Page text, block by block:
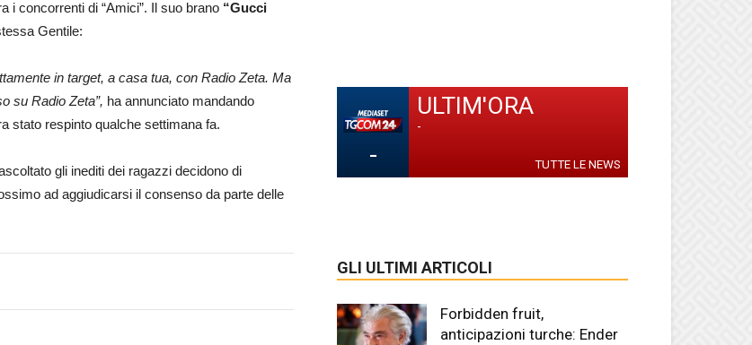
i concorrenti di “Amici”. Il suo brano “Gucci
Gentile:
in target, a casa tua, con Radio Zeta. Ma
su Radio Zeta”, ha annunciato mandando
stato respinto qualche settimana fa.
gli inediti dei ragazzi decidono di
ad aggiudicarsi il consenso da parte delle
-
ULTIM'ORA
-
TUTTE LE NEWS
GLI ULTIMI ARTICOLI
Forbidden fruit,
anticipazioni turche: Ender